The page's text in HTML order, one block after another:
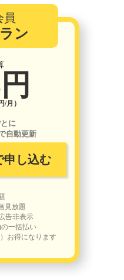
員
ン
/月）
に
自動更新
申し込む
見放題
告非表示
の一括払い
お得になります